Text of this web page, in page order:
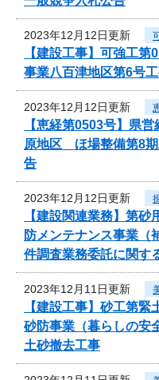
2023年12月12日更新
【建設工事】可強工
事業八百津地区第6号
2023年12月12日更新
【恵経第0503号】県
原地区 ほ場整備第8期
告
2023年12月12日更新
【建設関連業務】第
防メンテナンス事業（
件調査業務委託に関す
2023年12月11日更新
【建設工事】砂工第
砂防事業（暮らしの安
土砂撤去工事